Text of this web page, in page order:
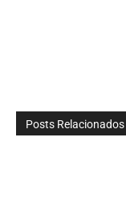
Posts Relacionados